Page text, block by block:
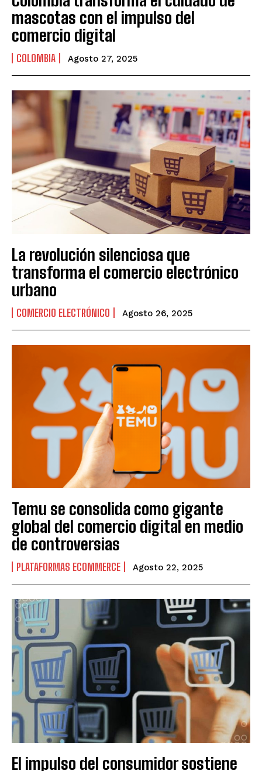
mascotas con el impulso del
comercio digital
COLOMBIA Agosto 27, 2025
La revolución silenciosa que
transforma el comercio electrónico
urbano
COMERCIO ELECTRÓNICO Agosto 26, 2025
Temu se consolida como gigante
global del comercio digital en medio
de controversias
PLATAFORMAS ECOMMERCE Agosto 22, 2025
El impulso del consumidor sostiene